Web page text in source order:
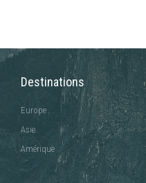
Destinations
Europe
Asie
Amérique